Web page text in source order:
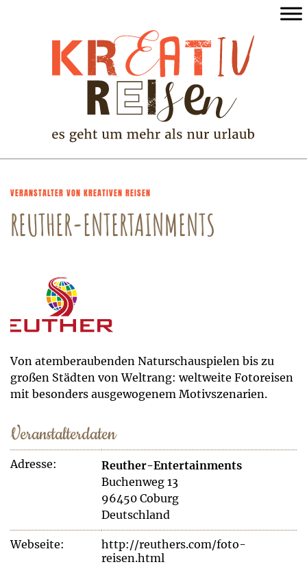
VERANSTALTER VON KREATIVEN REISEN
REUTHER-ENTERTAINMENTS
Von atemberaubenden Naturschauspielen bis zu
großen Städten von Weltrang: weltweite Fotoreisen
mit besonders ausgewogenem Motivszenarien.
Veranstalterdaten
Adresse:
Reuther-Entertainments
Buchenweg 13
96450 Coburg
Deutschland
Webseite:
http://reuthers.com/foto-
reisen.html